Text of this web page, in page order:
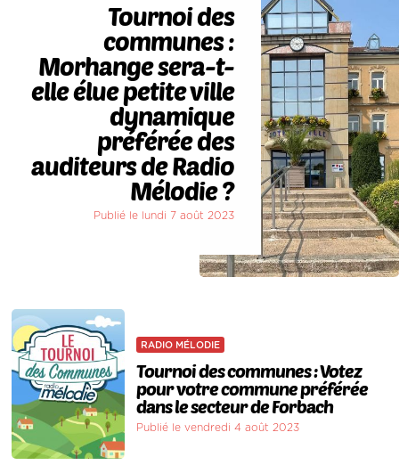
Tournoi des
communes :
Morhange sera-t-
elle élue petite ville
dynamique
préférée des
auditeurs de Radio
Mélodie ?
Publié le lundi 7 août 2023
RADIO MÉLODIE
Tournoi des communes : Votez
pour votre commune préférée
dans le secteur de Forbach
Publié le vendredi 4 août 2023